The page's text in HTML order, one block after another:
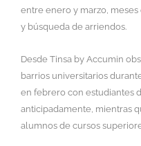
entre enero y marzo,
y búsqueda de arriendos.
Desde Tinsa by Accumin
barrios universitarios
en febrero con estudiantes
anticipadamente, mientras
alumnos de cursos